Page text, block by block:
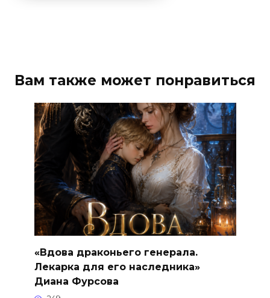
Вам также может понравиться
«Вдова драконьего генерала.
Лекарка для его наследника»
Диана Фурсова